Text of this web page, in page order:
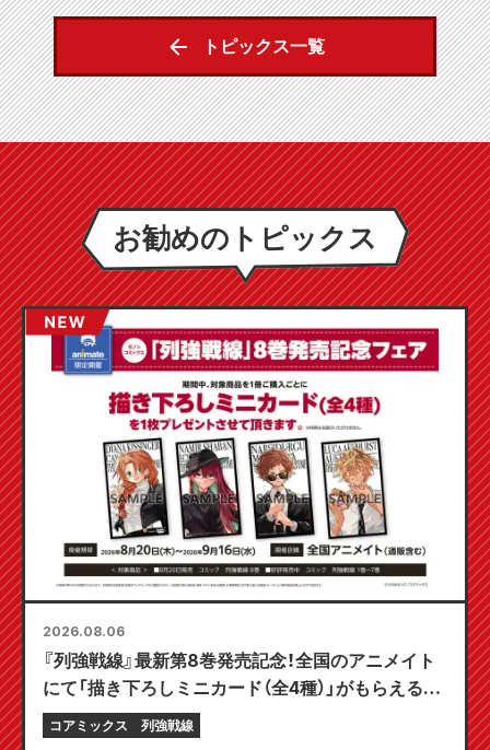
トピックス一覧
お勧めのトピックス
2026.08.06
『列強戦線』最新第8巻発売記念！全国のアニメイト
にて「描き下ろしミニカード（全4種）」がもらえる限
定フェアが8月20日より開催決定！
コアミックス 列強戦線